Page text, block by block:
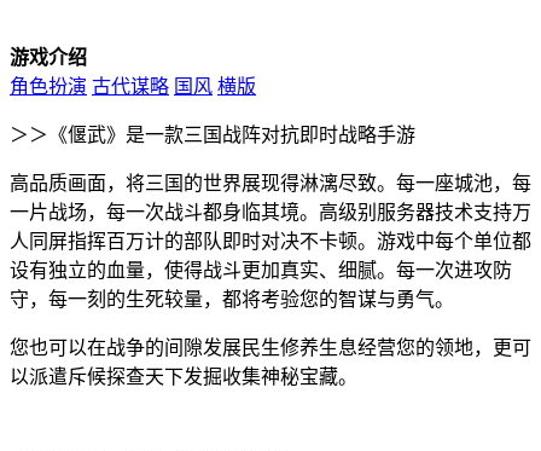
游戏介绍
角色扮演 古代谋略 国风 横版
＞＞《偃武》是一款三国战阵对抗即时战略手游
高品质画面，将三国的世界展现得淋漓尽致。每一座城池，每
一片战场，每一次战斗都身临其境。高级别服务器技术支持万
人同屏指挥百万计的部队即时对决不卡顿。游戏中每个单位都
设有独立的血量，使得战斗更加真实、细腻。每一次进攻防
守，每一刻的生死较量，都将考验您的智谋与勇气。
您也可以在战争的间隙发展民生修养生息经营您的领地，更可
以派遣斥候探查天下发掘收集神秘宝藏。